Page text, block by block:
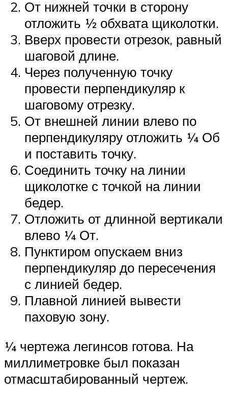
От нижней точки в сторону
отложить ½ обхвата щиколотки.
Вверх провести отрезок, равный
шаговой длине.
Через полученную точку
провести перпендикуляр к
шаговому отрезку.
От внешней линии влево по
перпендикуляру отложить ¼ Об
и поставить точку.
Соединить точку на линии
щиколотке с точкой на линии
бедер.
Отложить от длинной вертикали
влево ¼ От.
Пунктиром опускаем вниз
перпендикуляр до пересечения
с линией бедер.
Плавной линией вывести
паховую зону.
¼ чертежа легинсов готова. На
миллиметровке был показан
отмасштабированный чертеж.